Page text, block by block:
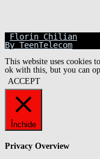
Florin Chilian
By TeenTelecom
This website uses cookies
ok with this, but you can
ACCEPT
Închide
Privacy Overview